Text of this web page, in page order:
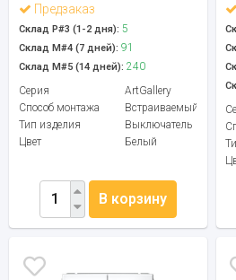
Предзаказ
Склад Р#3 (1-2 дня): 5
Склад М#4 (7 дней): 91
Склад М#5 (14 дней): 240
Серия
ArtGallery
Способ монтажа
Встраиваемый
Тип изделия
Выключатель
Цвет
Белый
В корзину